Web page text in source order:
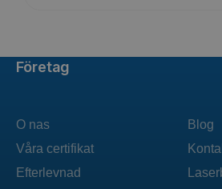
Företag
O nas
Våra certifikat
Efterlevnad
Blog